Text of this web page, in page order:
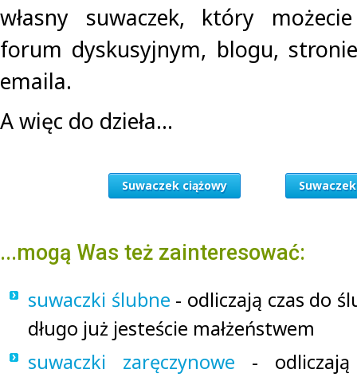
własny suwaczek, który
forum dyskusyjnym, blogu,
emaila.
A więc do dzieła...
Suwaczek ciążowy
...mogą Was też zainteresować:
suwaczki ślubne - odliczają czas do
długo już jesteście małżeństwem
suwaczki zaręczynowe -